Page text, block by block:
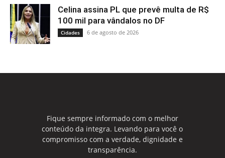
Celina assina PL que prevê multa de R$
100 mil para vândalos no DF
Cidades 6 de agosto de 2026
Fique sempre informado com o melhor
conteúdo da integra. Levando para você o
compromisso com a verdade, dignidade e
transparência.